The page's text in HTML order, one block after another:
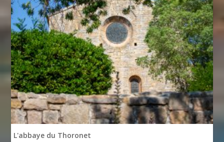
L'abbaye du Thoronet